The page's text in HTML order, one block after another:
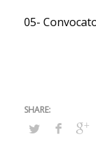
05-